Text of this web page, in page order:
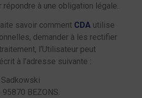
répondre à une obligation légale.
savoir comment CDA utilise
demander à les rectifier
l’Utilisateur peut
à l’adresse suivante :
BEZONS.